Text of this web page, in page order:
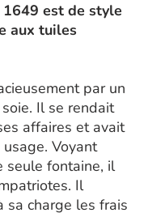
est de style
aux tuiles
par un
Il se rendait
affaires et avait
Voyant
seule fontaine, il
Il
sa charge les frais